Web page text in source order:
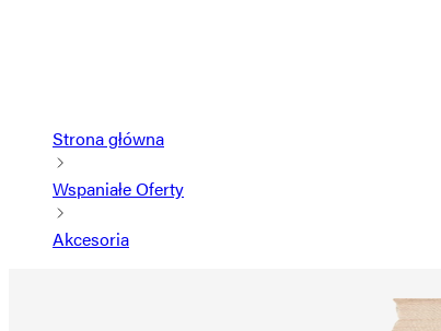
Strona główna
Wspaniałe Oferty
Akcesoria